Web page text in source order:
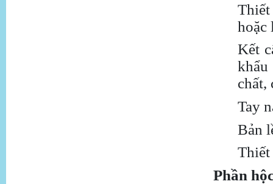
hoặc
Kết
chất,
Tay
Bản
Thiết
Phần